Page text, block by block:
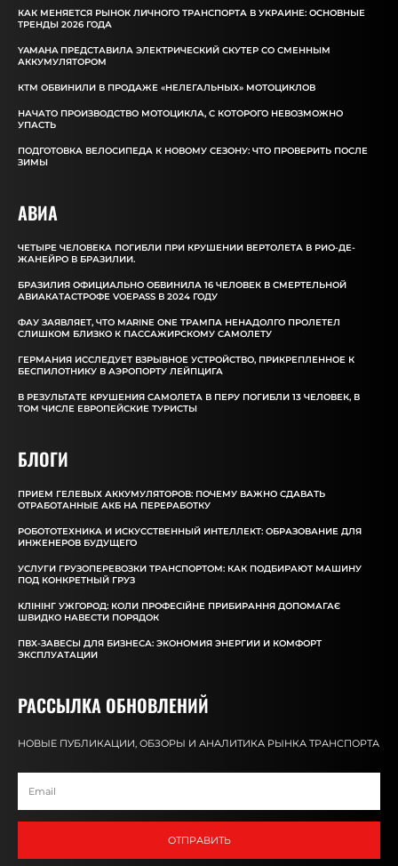
КАК МЕНЯЕТСЯ РЫНОК ЛИЧНОГО ТРАНСПОРТА В УКРАИНЕ: ОСНОВНЫЕ
ТРЕНДЫ 2026 ГОДА
YAMAHA ПРЕДСТАВИЛА ЭЛЕКТРИЧЕСКИЙ СКУТЕР СО СМЕННЫМ
АККУМУЛЯТОРОМ
КТМ ОБВИНИЛИ В ПРОДАЖЕ «НЕЛЕГАЛЬНЫХ» МОТОЦИКЛОВ
НАЧАТО ПРОИЗВОДСТВО МОТОЦИКЛА, С КОТОРОГО НЕВОЗМОЖНО
УПАСТЬ
ПОДГОТОВКА ВЕЛОСИПЕДА К НОВОМУ СЕЗОНУ: ЧТО ПРОВЕРИТЬ ПОСЛЕ
ЗИМЫ
АВИА
ЧЕТЫРЕ ЧЕЛОВЕКА ПОГИБЛИ ПРИ КРУШЕНИИ ВЕРТОЛЕТА В РИО-ДЕ-
ЖАНЕЙРО В БРАЗИЛИИ.
БРАЗИЛИЯ ОФИЦИАЛЬНО ОБВИНИЛА 16 ЧЕЛОВЕК В СМЕРТЕЛЬНОЙ
АВИАКАТАСТРОФЕ VOEPASS В 2024 ГОДУ
ФАУ ЗАЯВЛЯЕТ, ЧТО MARINE ONE ТРАМПА НЕНАДОЛГО ПРОЛЕТЕЛ
СЛИШКОМ БЛИЗКО К ПАССАЖИРСКОМУ САМОЛЕТУ
ГЕРМАНИЯ ИССЛЕДУЕТ ВЗРЫВНОЕ УСТРОЙСТВО, ПРИКРЕПЛЕННОЕ К
БЕСПИЛОТНИКУ В АЭРОПОРТУ ЛЕЙПЦИГА
В РЕЗУЛЬТАТЕ КРУШЕНИЯ САМОЛЕТА В ПЕРУ ПОГИБЛИ 13 ЧЕЛОВЕК, В
ТОМ ЧИСЛЕ ЕВРОПЕЙСКИЕ ТУРИСТЫ
БЛОГИ
ПРИЕМ ГЕЛЕВЫХ АККУМУЛЯТОРОВ: ПОЧЕМУ ВАЖНО СДАВАТЬ
ОТРАБОТАННЫЕ АКБ НА ПЕРЕРАБОТКУ
РОБОТОТЕХНИКА И ИСКУССТВЕННЫЙ ИНТЕЛЛЕКТ: ОБРАЗОВАНИЕ ДЛЯ
ИНЖЕНЕРОВ БУДУЩЕГО
УСЛУГИ ГРУЗОПЕРЕВОЗКИ ТРАНСПОРТОМ: КАК ПОДБИРАЮТ МАШИНУ
ПОД КОНКРЕТНЫЙ ГРУЗ
КЛІНІНГ УЖГОРОД: КОЛИ ПРОФЕСІЙНЕ ПРИБИРАННЯ ДОПОМАГАЄ
ШВИДКО НАВЕСТИ ПОРЯДОК
ПВХ-ЗАВЕСЫ ДЛЯ БИЗНЕСА: ЭКОНОМИЯ ЭНЕРГИИ И КОМФОРТ
ЭКСПЛУАТАЦИИ
РАССЫЛКА ОБНОВЛЕНИЙ
НОВЫЕ ПУБЛИКАЦИИ, ОБЗОРЫ И АНАЛИТИКА РЫНКА ТРАНСПОРТА
ОТПРАВИТЬ